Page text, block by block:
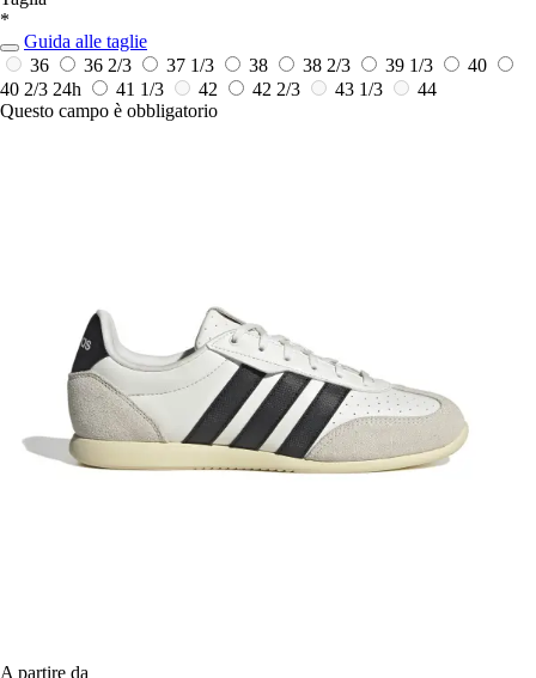
*
Guida alle taglie
36
36 2/3 37 1/3 38 38 2/3 39 1/3
40
40 2/3 24h 41 1/3 42 42 2/3 43 1/3
44
Questo campo è obbligatorio
A partire da